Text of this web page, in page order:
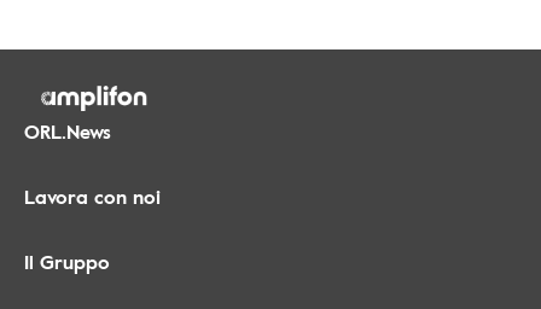
ORL.News
Lavora con noi
Il Gruppo